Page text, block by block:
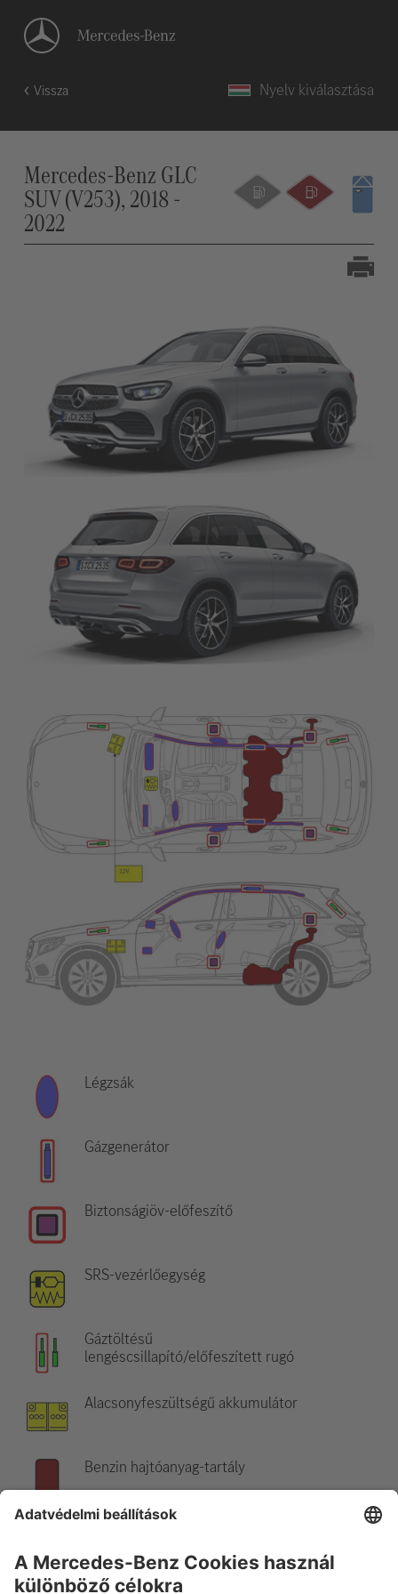
Vissza Nyelv kiválasztása
Mercedes-Benz GLC
SUV (V253), 2018 -
2022
Légzsák
Gázgenerátor
Biztonságiöv-előfeszítő
SRS-vezérlőegység
Gáztöltésű
lengéscsillapító/előfeszített rugó
Alacsonyfeszültségű akkumulátor
Benzin hajtóanyag-tartály